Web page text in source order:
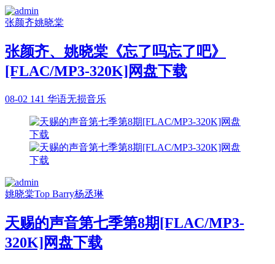
张颜齐姚晓棠
张颜齐、姚晓棠《忘了吗忘了吧》
[FLAC/MP3-320K]网盘下载
08-02 141 华语无损音乐
姚晓棠Top Barry杨丞琳
天赐的声音第七季第8期[FLAC/MP3-
320K]网盘下载